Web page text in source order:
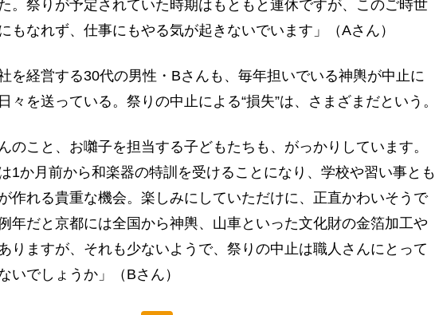
。祭りが予定されていた時期はもともと連休ですが、このご時世
もなれず、仕事にもやる気が起きないでいます」（Aさん）
を経営する30代の男性・Bさんも、毎年担いでいる神輿が中止に
々を送っている。祭りの中止による“損失”は、さまざまだという。
のこと、お囃子を担当する子どもたちも、がっかりしています。
1か月前から和楽器の特訓を受けることになり、学校や習い事とも
作れる貴重な機会。楽しみにしていただけに、正直かわいそうで
年だと京都には全国から神輿、山車といった文化財の金箔加工や
りますが、それも少ないようで、祭りの中止は職人さんにとって
いでしょうか」（Bさん）